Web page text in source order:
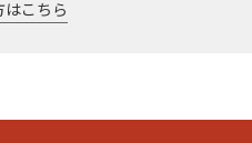
はこちら